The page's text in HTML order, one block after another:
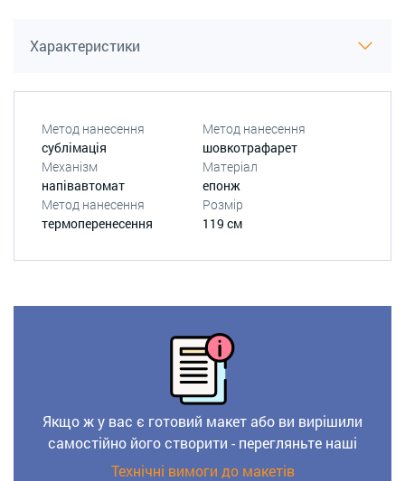
Характеристики
Метод нанесення
сублімація
Метод нанесення
шовкотрафарет
Механізм
напівавтомат
Матеріал
епонж
Метод нанесення
термоперенесення
Розмір
119 см
Якщо ж у вас є готовий макет або ви вирішили
самостійно його створити - перегляньте наші
Технічні вимоги до макетів